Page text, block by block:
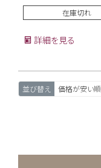
在庫切れ
詳細を見る
並び替え 価格が安い順